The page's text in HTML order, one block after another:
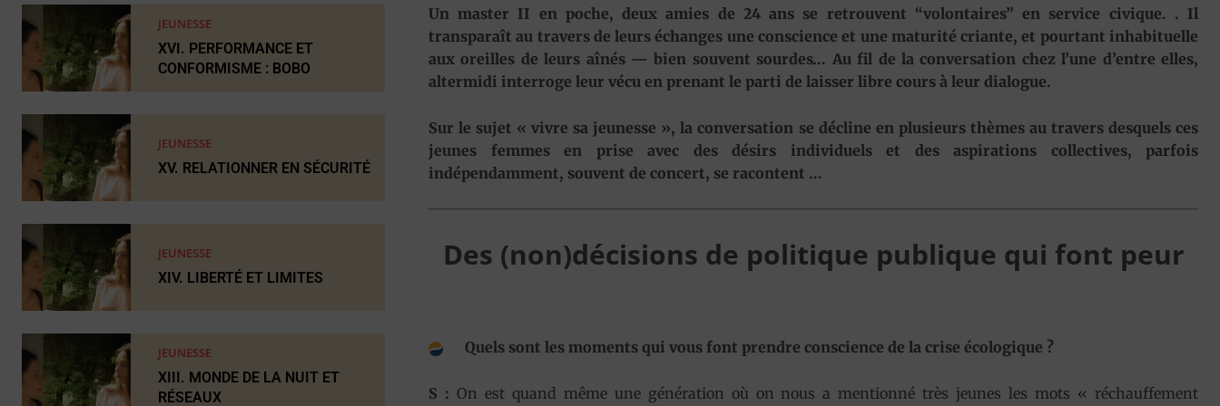
JEUNESSE
XVI. PERFORMANCE ET
CONFORMISME : BOBO
JEUNESSE
XV. RELATIONNER EN SÉCURITÉ
JEUNESSE
XIV. LIBERTÉ ET LIMITES
JEUNESSE
XIII. MONDE DE LA NUIT ET
RÉSEAUX
Un master II en poche, deux amies de 24 ans se retrouvent “volontaires” en service civique. . Il
transparaît au travers de leurs échanges une conscience et une maturité criante, et pourtant inhabituelle
aux oreilles de leurs aînés — bien souvent sourdes… Au fil de la conversation chez l’une d’entre elles,
altermidi interroge leur vécu en prenant le parti de laisser libre cours à leur dialogue.
Sur le sujet « vivre sa jeunesse », la conversation se décline en plusieurs thèmes au travers desquels ces
jeunes femmes en prise avec des désirs individuels et des aspirations collectives, parfois
indépendamment, souvent de concert, se racontent …
Des (non)décisions de politique publique qui font peur
Quels sont les moments qui vous font prendre conscience de la crise écologique ?
S : On est quand même une génération où on nous a mentionné très jeunes les mots « réchauffement